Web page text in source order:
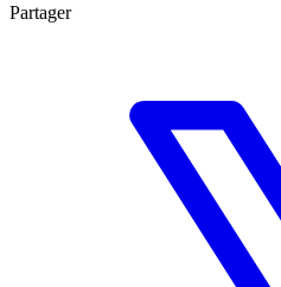
Partager